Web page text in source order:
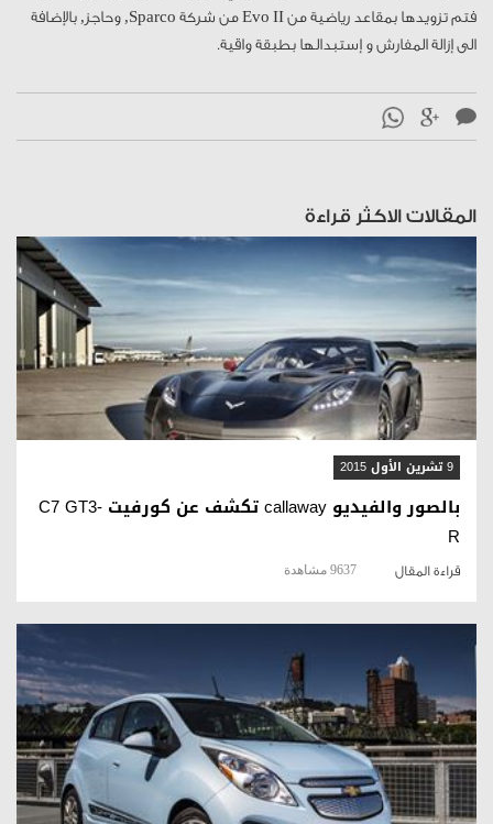
فتم تزويدها بمقاعد رياضية من Evo II من شركة Sparco, وحاجز, بالإضافة
الى إزالة المفارش و إستبدالها بطبقة واقية.
المقالات الاكثر قراءة
قراءة المقال
9 تشرين الأول 2015
بالصور والفيديو callaway تكشف عن كورفيت C7 GT3-
R
قراءة المقال 9637 مشاهدة
قراءة المقال